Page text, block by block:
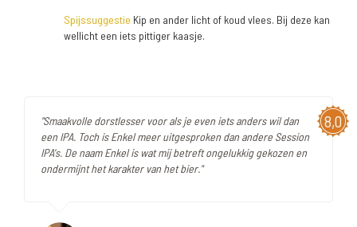
Spijssuggestie Kip en ander licht of koud vlees. Bij deze kan
wellicht een iets pittiger kaasje.
8,0
"Smaakvolle dorstlesser voor als je even iets anders wil dan
een IPA. Toch is Enkel meer uitgesproken dan andere Session
IPA's. De naam Enkel is wat mij betreft ongelukkig gekozen en
ondermijnt het karakter van het bier."